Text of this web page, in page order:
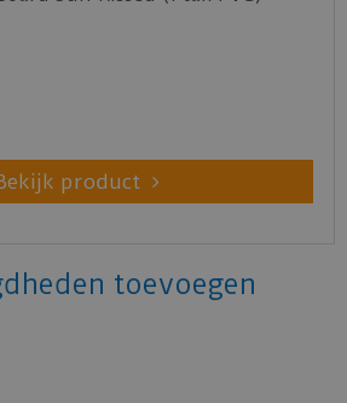
product
toevoegen